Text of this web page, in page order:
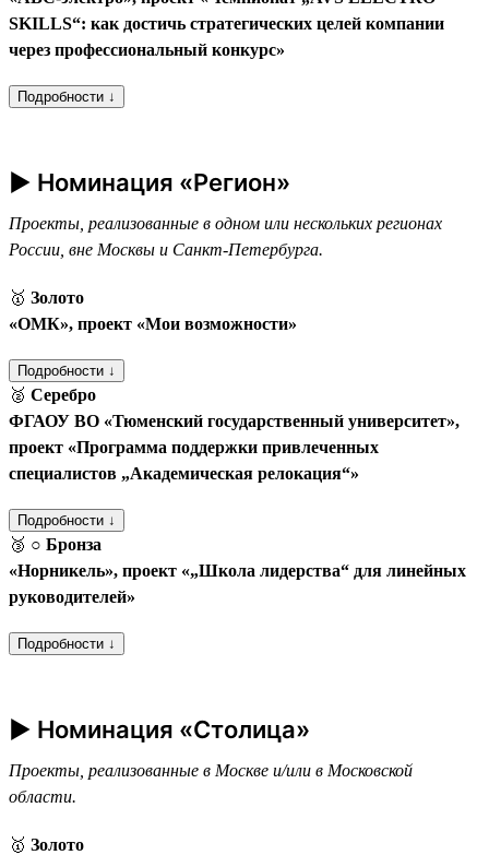
SKILLS“: как достичь стратегических целей компании
через профессиональный конкурс»
Подробности ↓
► Номинация «Регион»
Проекты, реализованные в одном или нескольких регионах
России, вне Москвы и Санкт-Петербурга.
🥇 Золото
«ОМК», проект «Мои возможности»
Подробности ↓
🥈 Серебро
ФГАОУ ВО «Тюменский государственный университет»,
проект «Программа поддержки привлеченных
специалистов „Академическая релокация“»
Подробности ↓
🥉 ○ Бронза
«Норникель», проект «„Школа лидерства“ для линейных
руководителей»
Подробности ↓
► Номинация «Столица»
Проекты, реализованные в Москве и/или в Московской
области.
🥇 Золото